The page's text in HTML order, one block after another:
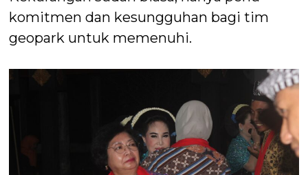
komitmen dan kesungguhan bagi tim
geopark untuk memenuhi.